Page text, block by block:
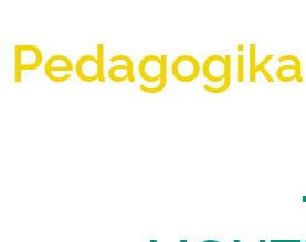
Pedagogika